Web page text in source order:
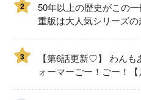
2
50年以上の歴史がこの
重版は大人気シリーズ
3
【第6話更新♡】 わんも
ォーマーごー！ごー！【